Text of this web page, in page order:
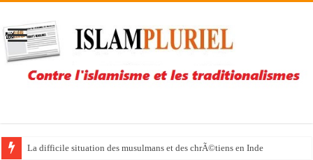
La difficile situation des musulmans et des chrÃ©tiens en Inde